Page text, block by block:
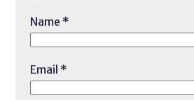
Name *
Email *